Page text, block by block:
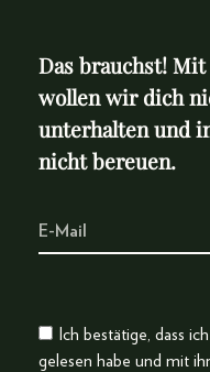
Das brauchst!
wollen wir dich
unterhalten und
nicht bereuen.
Ich bestätige, dass
gelesen habe und mit